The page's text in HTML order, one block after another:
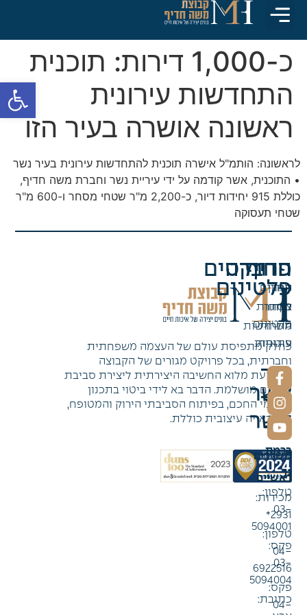
כ-1,000 דירות: תוכנית
התחדשות עירונית
ראשונה אושרה בעיר הזו
לראשונה: הותמ"ל אישרה תוכנית להתחדשות עירונית בעיר נשר
• התוכנית, אשר קודמה על ידי עיריית נשר וחברת משה חדיף,
כוללת 915 יחידות דיור, כ-2,200 מ"ר שטחי מסחר ו-600 מ"ר
שטחי תעסוקה
כחלק מתפיסת עולם של העצמה משפחתית
וחברתית, בכל פרויקט מגורים של הקבוצה
מושקעת מלוא החשיבה היצירתית ליצירת סביבת
מגורים מושלמת. הדבר בא לידי ביטוי בתכנון
הפנימי החכם, בפיתוח הסביבתי הירוק והמטופח,
תוך ראייה עיצובית כוללת.
החברה
החזון
צוות
משרות
פתוחות
חדיף
פלטינום
לקוחות
פלטינום
פרויקטים
מגורים
מסחר
התחדשות
עירונית
צור
קשר
משרדים
ראשיים
מכירות:
2931*
טלפון:
04-
6922516
פקס:
04-
צור
קשר
משרד
ברמת
גן
טלפון:
03-
5094001
פקס:
03-
5094004
כתובת:
פתח